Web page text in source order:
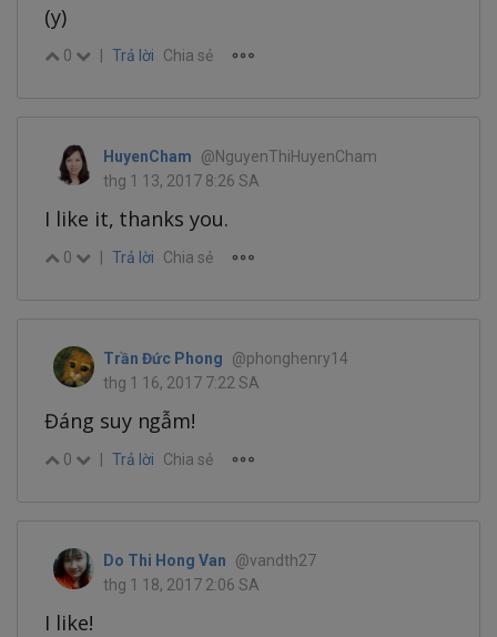
(y)
0 Trả lời Chia sẻ
HuyenCham
@NguyenThiHuyenCham
thg 1 13, 2017 8:26 SA
I like it, thanks you.
0 Trả lời Chia sẻ
Trần Đức Phong
@phonghenry14
thg 1 16, 2017 7:22 SA
Đáng suy ngẫm!
0 Trả lời Chia sẻ
Do Thi Hong Van
@vandth27
thg 1 18, 2017 2:06 SA
I like!